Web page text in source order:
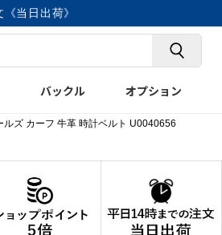
当日出荷》
バックル オプション
ズ カーフ 牛革 時計ベルト U0040656